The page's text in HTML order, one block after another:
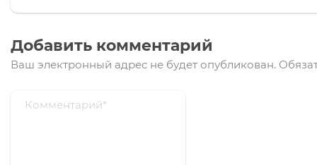
Добавить комментарий
Ваш электронный адрес не будет опубликован.